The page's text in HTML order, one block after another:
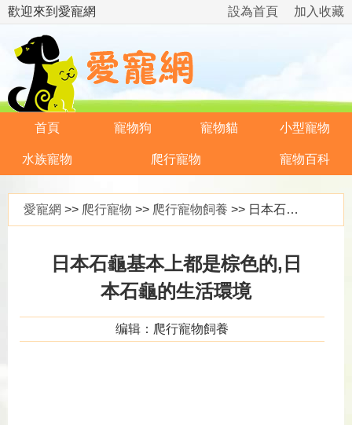
歡迎來到愛寵網 加入收藏
設為首頁
首頁 寵物狗 寵物貓 小型寵物
水族寵物 爬行寵物 寵物百科
愛寵網 >> 爬行寵物 >> 爬行寵物飼養 >> 日本石龜基本上都是棕色的,日本石龜的生活環境
日本石龜基本上都是棕色的,日
本石龜的生活環境
编辑：爬行寵物飼養